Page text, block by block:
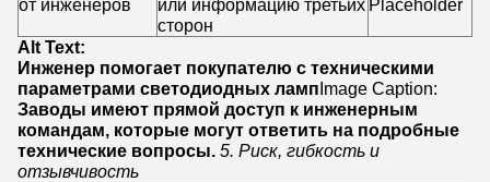
сторон
Alt Text:
Инженер помогает покупателю с техническими
параметрами светодиодных лампImage Caption:
Заводы имеют прямой доступ к инженерным
командам, которые могут ответить на подробные
технические вопросы. 5. Риск, гибкость и
отзывчивость